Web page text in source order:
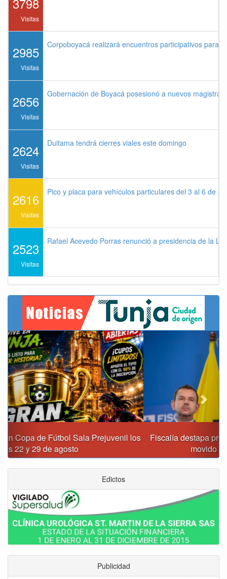
Visitas
2985
Visitas
Corpoboyacá realizará encuentros participativos para
2656
Visitas
Gobernación de Boyacá posesionó a nuevos
2624
Visitas
Duitama tendrá cierres viales este domingo
2616
Visitas
Pico y placa para vehículos particulares del 3 al 6 de
2523
Visitas
Rafael Acevedo Porras renunció a presidencia de la
Fiscalía destapa presunta red de corrupción que habría
movido $3,1 billones en regalías
Previous Next
Edictos
Publicidad